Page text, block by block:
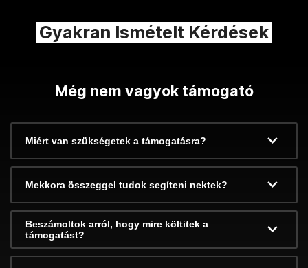
Gyakran Ismételt Kérdések
Még nem vagyok támogató
Miért van szükségetek a támogatásra?
Mekkora összeggel tudok segíteni nektek?
Beszámoltok arról, hogy mire költitek a
támogatást?